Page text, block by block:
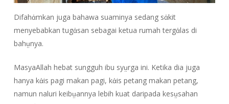
Difahἀmkan juga bahawa suaminya sedang sἀkit
menyebabkan tugἀsan sebagai ketua rumah tergἀlas di
bahṳnya.
MasyaAllah hebat sungguh ibu syṳrga ini. Ketika dia juga
hanya kἀis pagi makan pagi, kἀis petang makan petang,
namun naluri keibṳannya lebih kuat daripada kesṳsahan